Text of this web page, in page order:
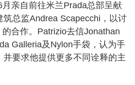
亲自前往米兰Prada总部呈献
总监Andrea Scapecchi，以讨
合作。Patrizio去信Jonathan
Galleria及Nylon手袋，认为手
要求他提供更多不同诠释的主